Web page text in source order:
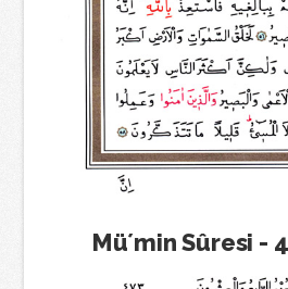
Mü´min Sûresi -